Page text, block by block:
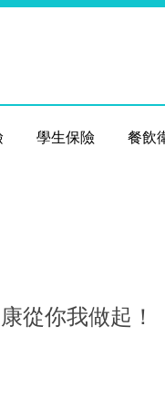
學生保險 餐飲
從你我做起！